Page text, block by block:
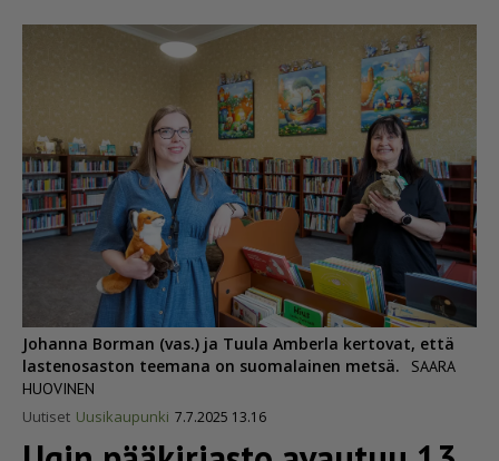
Johanna Borman (vas.) ja Tuula Amberla kertovat, että
lastenosaston teemana on suomalainen metsä.
SAARA
HUOVINEN
Uutiset Uusikaupunki 7.7.2025 13.16